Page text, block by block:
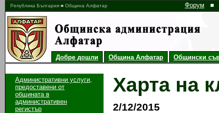
Република България ■ Община Алфатар Форум ■
Добре дошли Община Алфатар Общински
Административни услуги,
предоставени от
общината в
административен
регистър
Харта на
2/12/2015